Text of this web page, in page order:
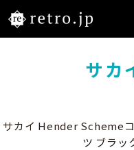
サカ
サカイ Hender Scheme
ツ ブラッ